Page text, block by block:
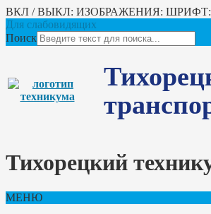
ВКЛ / ВЫКЛ: ИЗОБРАЖЕНИЯ: ШРИФТ:
Для слабовидящих
Поиск
Тихорецкий
МЕНЮ